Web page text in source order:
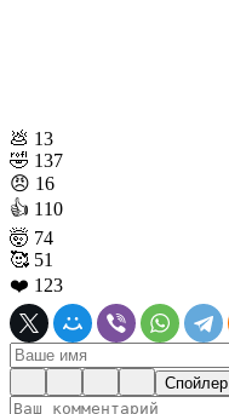
💩 13
🤣 137
😠 16
👍 110
🤯 74
🥰 51
❤️ 123
Спойлер